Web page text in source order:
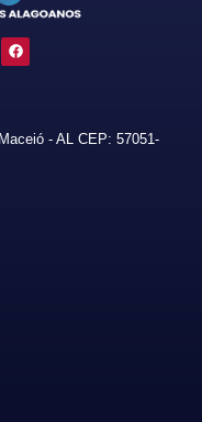
- AL CEP: 57051-